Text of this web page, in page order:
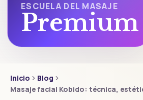
ESCUELA DEL MASAJE
Premium
Inicio
Blog
Masaje facial Kobido: técnica,